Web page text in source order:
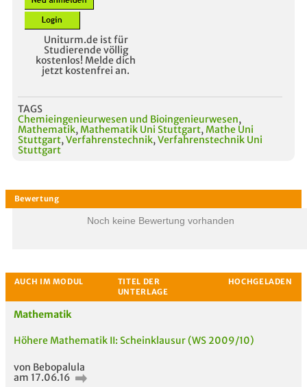
Uniturm.de ist für
Studierende völlig
kostenlos! Melde dich
jetzt kostenfrei an.
TAGS
Chemieingenieurwesen und Bioingenieurwesen,
Mathematik, Mathematik Uni Stuttgart, Mathe Uni
Stuttgart, Verfahrenstechnik, Verfahrenstechnik Uni
Stuttgart
Noch keine Bewertung vorhanden
Mathematik
Höhere Mathematik II: Scheinklausur (WS 2009/10)
von Bebopalula
am 17.06.16